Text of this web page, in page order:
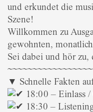
und erkundet die
Szene!
Willkommen zu
gewohnten,
Sei dabei und hör
▼ Schnelle Fakten
18:00 – Einlass
18:30 –